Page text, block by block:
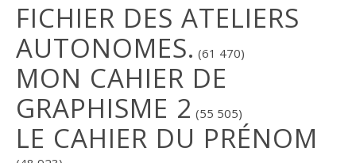
FICHIER DES ATELIERS
AUTONOMES. (61 470)
MON CAHIER DE
GRAPHISME 2 (55 505)
LE CAHIER DU PRÉNOM